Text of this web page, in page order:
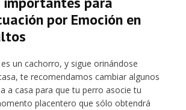
por Emoción en
un cachorro, y sigue orinándose
te recomendamos cambiar algunos
a casa para que tu perro asocie tu
placentero que sólo obtendrá